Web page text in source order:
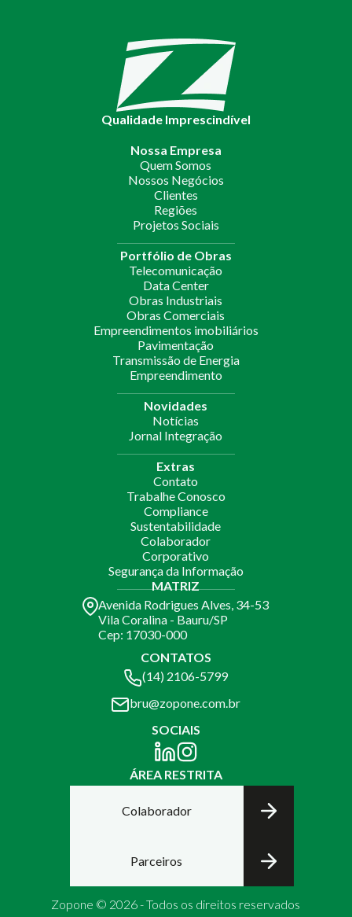
Qualidade Imprescindível
Nossa Empresa
Quem Somos
Nossos Negócios
Clientes
Regiões
Projetos Sociais
Portfólio de Obras
Telecomunicação
Data Center
Obras Industriais
Obras Comerciais
Empreendimentos imobiliários
Pavimentação
Transmissão de Energia
Empreendimento
Novidades
Notícias
Jornal Integração
Extras
Contato
Trabalhe Conosco
Compliance
Sustentabilidade
Colaborador
Corporativo
Segurança da Informação
MATRIZ
Avenida Rodrigues Alves, 34-53
Vila Coralina - Bauru/SP
Cep: 17030-000
CONTATOS
(14) 2106-5799
bru@zopone.com.br
SOCIAIS
ÁREA RESTRITA
Colaborador
Parceiros
Zopone © 2026 - Todos os direitos reservados